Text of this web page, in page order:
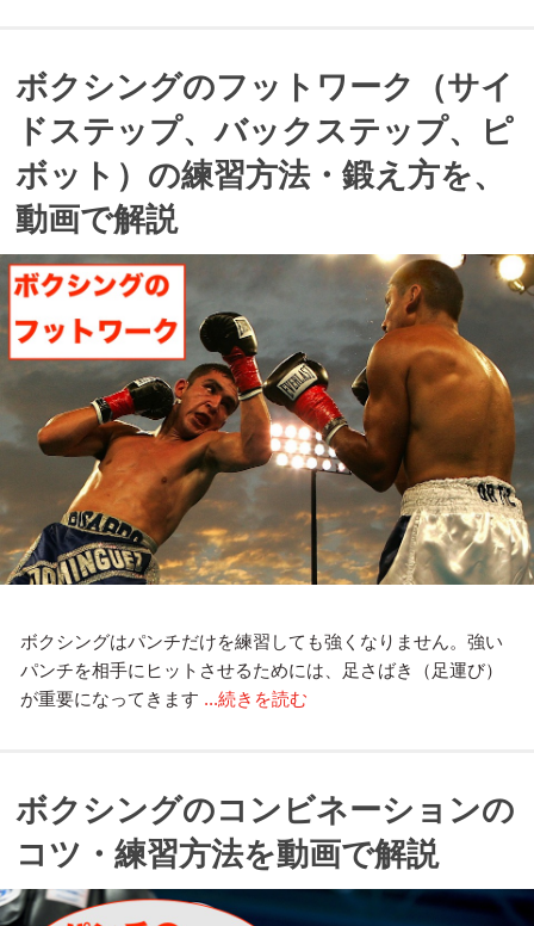
ボクシングのフットワーク（サイ
ドステップ、バックステップ、ピ
ボット）の練習方法・鍛え方を、
動画で解説
ボクシングはパンチだけを練習しても強くなりません。強い
パンチを相手にヒットさせるためには、足さばき（足運び）
が重要になってきます ...続きを読む
ボクシングのコンビネーションの
コツ・練習方法を動画で解説